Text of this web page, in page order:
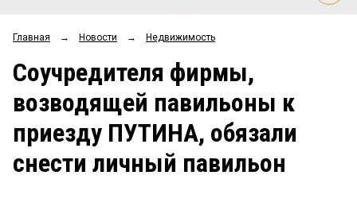
ОБЩЕСТВО
ЗАКОН
НОВОСТИ КОМПАНИЙ
Мнения
Рейтинги
Блоги
Архив
Главная → Новости → Недвижимость
Соучредителя фирмы,
возводящей павильоны к
приезду ПУТИНА, обязали
снести личный павильон